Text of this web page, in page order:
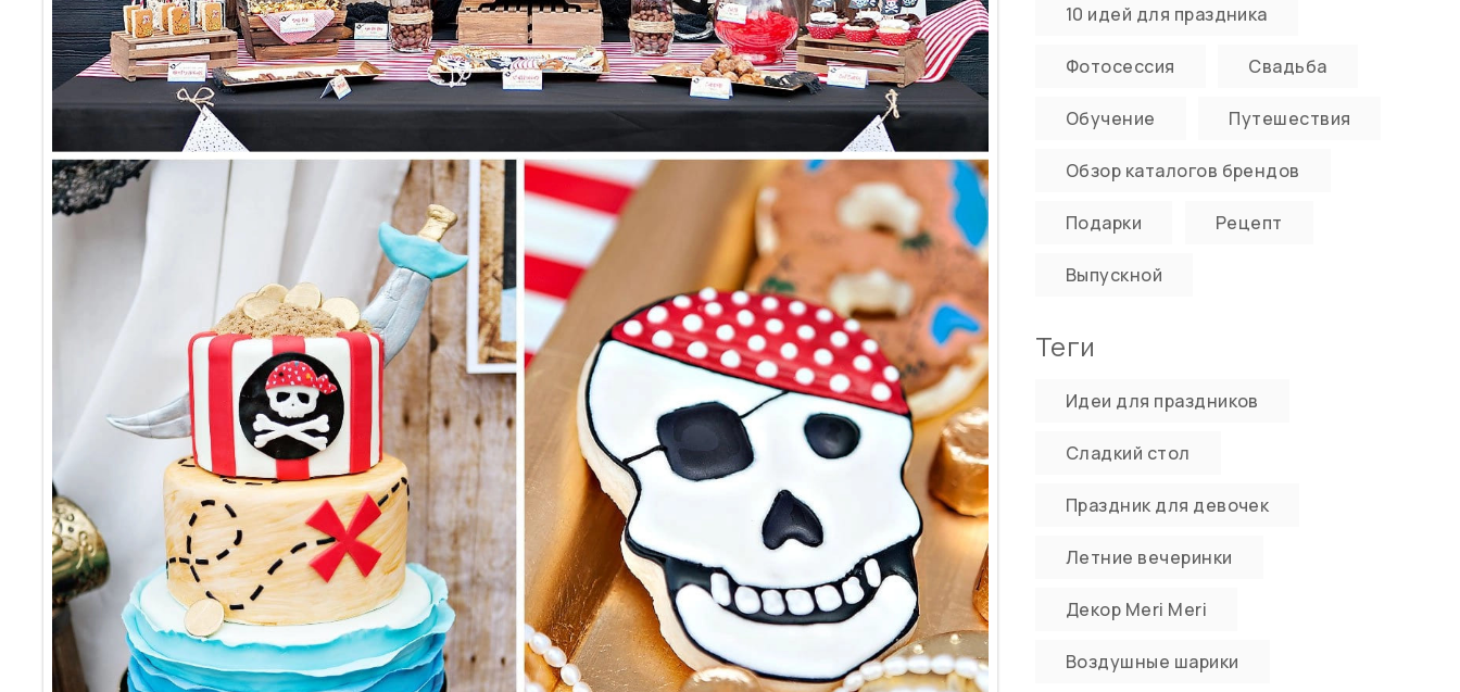
10 идей для праздника
Фотосессия Свадьба
Обучение Путешествия
Обзор каталогов брендов
Подарки Рецепт
Выпускной
Теги
Идеи для праздников
Сладкий стол
Праздник для девочек
Летние вечеринки
Декор Meri Meri
Воздушные шарики